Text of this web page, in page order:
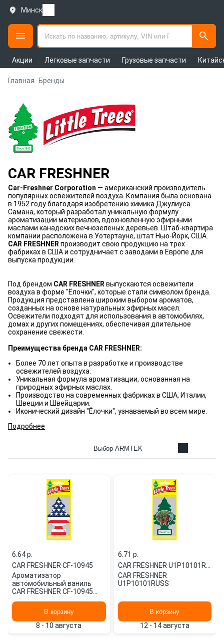
Минск
Акции Легковые запчасти Грузовые запчасти
Главная Бренды
CAR FRESHNER
Car-Freshner Corporation — американский производитель
популярных освежителей воздуха. Компания была основана
в 1952 году благодаря изобретению химика Джулиуса
Самана, который разработал уникальную формулу
ароматизации материалов, вдохновленную эфирными
маслами канадских вечнозеленых деревьев. Штаб-квартира
компании расположена в Уотертауне, штат Нью-Йорк, США.
CAR FRESHNER производит свою продукцию на трех
фабриках в США и сотрудничает с заводами в Европе для
выпуска продукции.
Под брендом CAR FRESHNER выпускаются освежители
воздуха в форме "Ёлочки", которые стали символом бренда.
Продукция представлена широким выбором ароматов,
созданных на основе натуральных эфирных масел.
Освежители подходят для использования в автомобилях,
домах и других помещениях, обеспечивая длительное
сохранение свежести.
Преимущества бренда CAR FRESHNER:
Более 70 лет опыта в разработке и производстве
освежителей воздуха.
Уникальная формула ароматизации, основанная на
природных эфирных маслах.
Производство на современных фабриках в США, Италии,
Швеции и Швейцарии.
Иконический дизайн "Ёлочки", узнаваемый во всем мире.
Подробнее
Выбор ARMTEK
6.64 p.
CAR FRESHNER·CF-10945
Ароматизатор
автомобильный ваниль
CAR FRESHNER CF-10945
В корзину
8 - 10 августа
6.71 p.
CAR FRESHNER·
CAR FRESHNER
U1P10101RUSS
В корзину
12 - 14 августа